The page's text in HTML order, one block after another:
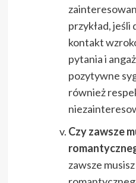
przykład,
kontakt
pytania i
pozytywne
również
Czy zawsze
zawsze